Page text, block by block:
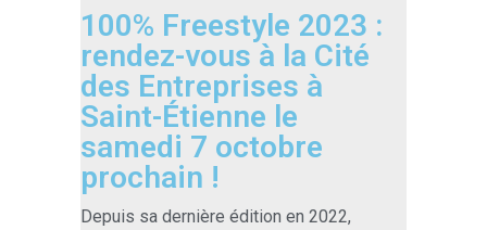
100% Freestyle 2023 :
rendez-vous à la Cité
des Entreprises à
Saint-Étienne le
samedi 7 octobre
prochain !
Depuis sa dernière édition en 2022,